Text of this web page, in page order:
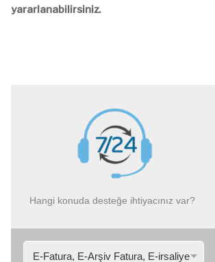
yararlanabilirsiniz.
Hangi konuda desteğe ihtiyacınız var?